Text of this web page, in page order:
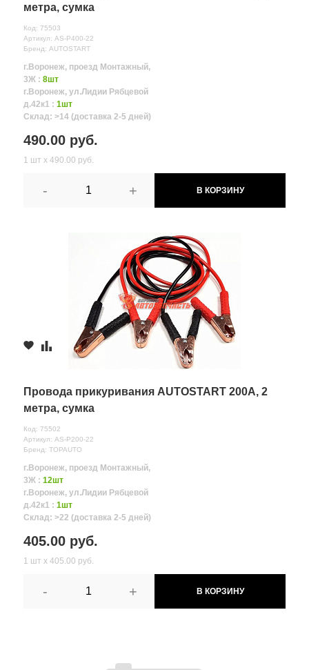
метра, сумка
Код: 75503
Артикул: AS-P400-22
Бренд: AUTOSTART
г.Воронеж, проезд Монтажный,
3Ж : 8шт
г.Воронеж, ул.Лидии Рябцевой
д.42к1 : 1шт
Склад: >14 (доставка 2-5 дней)
490.00 руб.
1 шт х 490.00 руб.
- + В КОРЗИНУ
Провода прикуривания AUTOSTART 200А, 2
метра, сумка
Код: 75502
Артикул: AS-P200-22
Бренд: TOPAUTO
г.Воронеж, проезд Монтажный,
3Ж : 12шт
г.Воронеж, ул.Лидии Рябцевой
д.42к1 : 1шт
Склад: >22 (доставка 2-5 дней)
405.00 руб.
1 шт х 405.00 руб.
- + В КОРЗИНУ